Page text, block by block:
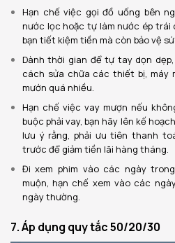
Hạn chế việc gọi đồ uống bên
nước lọc hoặc tự làm nước ép trái
bạn tiết kiệm tiền mà còn bảo vệ
Dành thời gian để tự tay dọn
cách sửa chữa các thiết bị, máy
mướn quá nhiều.
Hạn chế việc vay mượn nếu
buộc phải vay, bạn hãy lên kế
lưu ý rằng, phải ưu tiên thanh
trước để giảm tiền lãi hàng tháng.
Đi xem phim vào các ngày
muộn, hạn chế xem vào các
ngày thường.
7. Áp dụng quy tắc 50/20/30